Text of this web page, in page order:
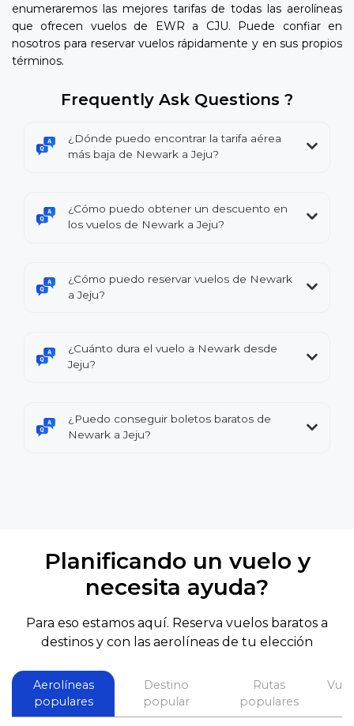
enumeraremos las mejores tarifas de todas las aerolíneas
que ofrecen vuelos de EWR a CJU. Puede confiar en
nosotros para reservar vuelos rápidamente y en sus propios
términos.
Frequently Ask Questions ?
¿Dónde puedo encontrar la tarifa aérea
más baja de Newark a Jeju?
¿Cómo puedo obtener un descuento en
los vuelos de Newark a Jeju?
¿Cómo puedo reservar vuelos de Newark
a Jeju?
¿Cuánto dura el vuelo a Newark desde
Jeju?
¿Puedo conseguir boletos baratos de
Newark a Jeju?
Planificando un vuelo y
necesita ayuda?
Para eso estamos aquí. Reserva vuelos baratos a
destinos y con las aerolíneas de tu elección
Aerolíneas
populares
Destino
popular
Rutas
populares